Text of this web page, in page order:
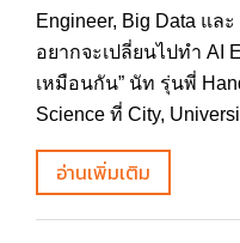
Engineer, Big Data แล
อยากจะเปลี่ยนไปทำ AI
เหมือนกัน” นัท รุ่นพี่
Science ที่ City,
อ่านเพิ่มเติม